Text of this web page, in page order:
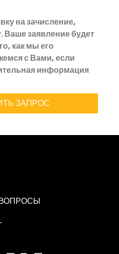
на зачисление,
Ваше заявление будет
как мы его
с Вами, если
информация
ЗАПРОС